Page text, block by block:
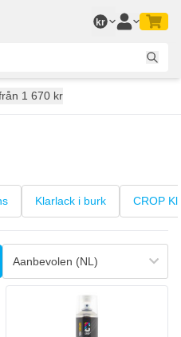
kr
skickas idag
1 670 kr
Klarlack i burk CROP